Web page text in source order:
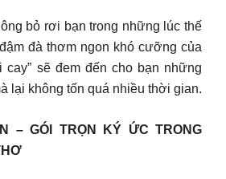
bỏ rơi bạn trong những lúc thế
đà thơm ngon khó cưỡng của
cay” sẽ đem đến cho bạn những
lại không tốn quá nhiều thời gian.
– GÓI TRỌN KÝ ỨC TRONG